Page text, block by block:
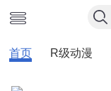
首页 R级动漫